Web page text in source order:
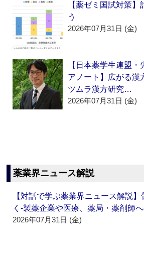
【薬ゼミ国試対策
う
2026年07月31日 (金)
【日本薬学生連盟
アノート】広がる
ツムラ漢方研究…
2026年07月31日 (金)
薬業界ニュース解説
【対話で学ぶ薬業界ニュース解説
く‐製薬企業や医療、薬局・薬剤師
2026年07月31日 (金)